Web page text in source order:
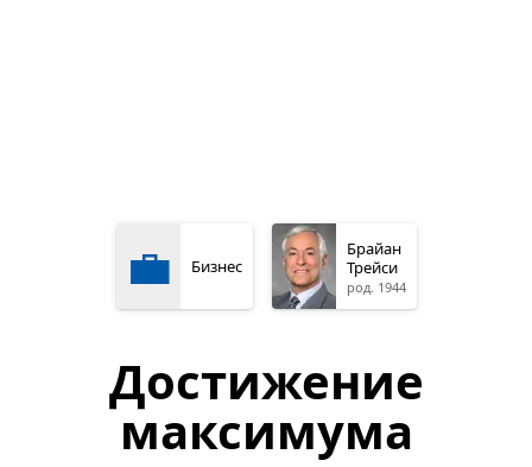
💼 Бизнес
Брайан
Трейси
род. 1944
Достижение
максимума